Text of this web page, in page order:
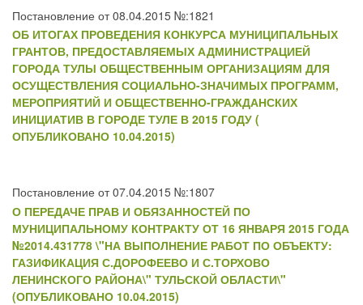
Постановление от 08.04.2015 №:1821
ОБ ИТОГАХ ПРОВЕДЕНИЯ КОНКУРСА МУНИЦИПАЛЬНЫХ
ГРАНТОВ, ПРЕДОСТАВЛЯЕМЫХ АДМИНИСТРАЦИЕЙ
ГОРОДА ТУЛЫ ОБЩЕСТВЕННЫМ ОРГАНИЗАЦИЯМ ДЛЯ
ОСУЩЕСТВЛЕНИЯ СОЦИАЛЬНО-ЗНАЧИМЫХ ПРОГРАММ,
МЕРОПРИЯТИЙ И ОБЩЕСТВЕННО-ГРАЖДАНСКИХ
ИНИЦИАТИВ В ГОРОДЕ ТУЛЕ В 2015 ГОДУ (
ОПУБЛИКОВАНО 10.04.2015)
Постановление от 07.04.2015 №:1807
О ПЕРЕДАЧЕ ПРАВ И ОБЯЗАННОСТЕЙ ПО
МУНИЦИПАЛЬНОМУ КОНТРАКТУ ОТ 16 ЯНВАРЯ 2015 ГОДА
№2014.431778 \"НА ВЫПОЛНЕНИЕ РАБОТ ПО ОБЪЕКТУ:
ГАЗИФИКАЦИЯ С.ДОРОФЕЕВО И С.ТОРХОВО
ЛЕНИНСКОГО РАЙОНА\" ТУЛЬСКОЙ ОБЛАСТИ\"
(ОПУБЛИКОВАНО 10.04.2015)